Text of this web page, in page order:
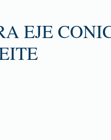
EJE